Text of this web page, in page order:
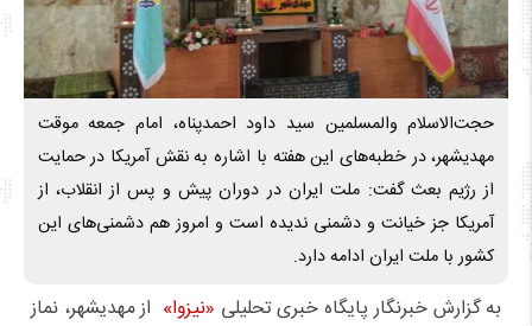
حجت‌الاسلام والمسلمین سید داود احمدپناه، امام جمعه موقت
مهدیشهر، در خطبه‌های این هفته با اشاره به نقش آمریکا در حمایت
از رژیم بعث گفت: ملت ایران در دوران پیش و پس از انقلاب، از
آمریکا جز خیانت و دشمنی ندیده است و امروز هم دشمنی‌های این
کشور با ملت ایران ادامه دارد.
به گزارش خبرنگار پایگاه خبری تحلیلی «نیزوا» از مهدیشهر، نماز